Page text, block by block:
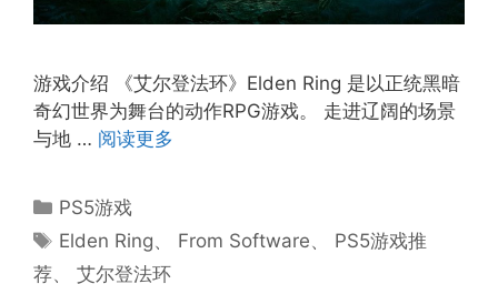
游戏介绍 《艾尔登法环》Elden Ring 是以正统黑暗
奇幻世界为舞台的动作RPG游戏。 走进辽阔的场景
与地 … 阅读更多
分
类
PS5游戏
标
签
Elden Ring、 From Software、 PS5游戏推
荐、 艾尔登法环